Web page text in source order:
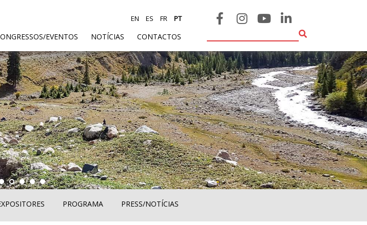
EVENTOS NOTÍCIAS CONTACTOS
EN ES FR PT
PROGRAMA PRESS/NOTÍCIAS